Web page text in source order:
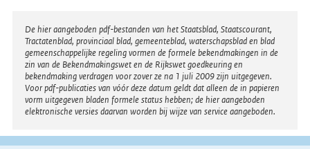
r
n
e
l
i
n
k
Disclaimer
De hier aangeboden pdf-bestanden van het Staatsblad, Staatscourant,
Tractatenblad, provinciaal blad, gemeenteblad, waterschapsblad en blad
gemeenschappelijke regeling vormen de formele bekendmakingen in de
zin van de Bekendmakingswet en de Rijkswet goedkeuring en
bekendmaking verdragen voor zover ze na 1 juli 2009 zijn uitgegeven.
Voor pdf-publicaties van vóór deze datum geldt dat alleen de in papieren
vorm uitgegeven bladen formele status hebben; de hier aangeboden
elektronische versies daarvan worden bij wijze van service aangeboden.